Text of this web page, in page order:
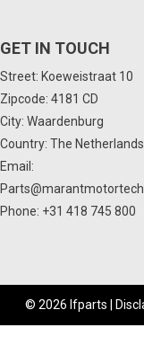
GET IN TOUCH
Street: Koeweistraat 10
Zipcode: 4181 CD
City: Waardenburg
Country: The Netherlands
Email:
Phone: +31 418 745 800
© 2026 Ifparts |